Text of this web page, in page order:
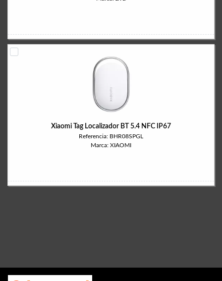
Xiaomi Tag Localizador BT 5.4 NFC IP67
Referencia: BHR08SPGL
Marca: XIAOMI